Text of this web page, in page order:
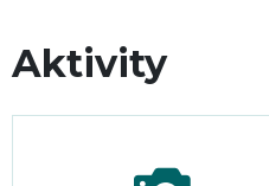
Aktivity